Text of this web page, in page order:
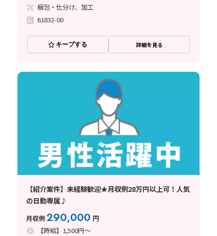
梱包・仕分け、加工
61832-00
キープする 詳細を見る
【紹介案件】未経験歓迎★月収例28万円以上可！人気
の日勤専属♪
月収例290,000 円
【時給】1,500円～